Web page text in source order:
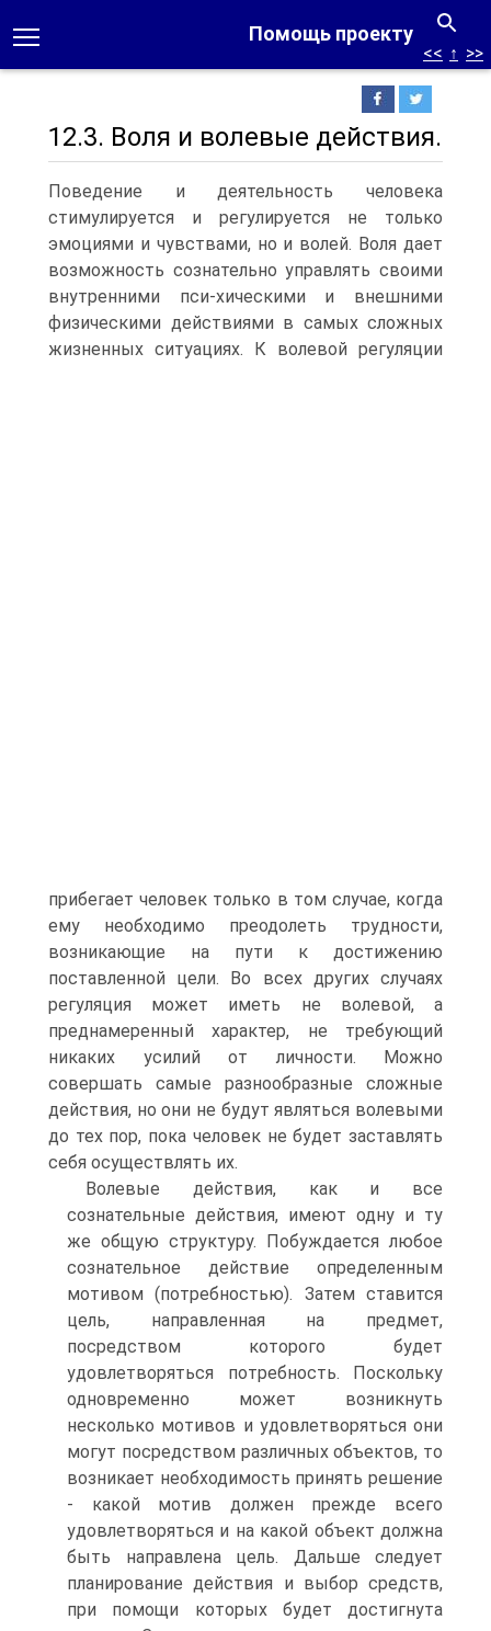
Помощь проекту
<< ↑ >>
12.3. Воля и волевые действия.
Поведение и деятельность человека
стимулируется и регулируется не только
эмоциями и чувствами, но и волей. Воля дает
возможность сознательно управлять своими
внутренними пси-хическими и внешними
физическими действиями в самых сложных
жизненных ситуациях. К волевой регуляции
прибегает человек только в том случае, когда
ему необходимо преодолеть трудности,
возникающие на пути к достижению
поставленной цели. Во всех других случаях
регуляция может иметь не волевой, а
преднамеренный характер, не требующий
никаких усилий от личности. Можно
совершать самые разнообразные сложные
действия, но они не будут являться волевыми
до тех пор, пока человек не будет заставлять
себя осуществлять их.
Волевые действия, как и все
сознательные действия, имеют одну и ту
же общую структуру. Побуждается любое
сознательное действие определенным
мотивом (потребностью). Затем ставится
цель, направленная на предмет,
посредством которого будет
удовлетворяться потребность. Поскольку
одновременно может возникнуть
несколько мотивов и удовлетворяться они
могут посредством различных объектов, то
возникает необходимость принять решение
- какой мотив должен прежде всего
удовлетворяться и на какой объект должна
быть направлена цель. Дальше следует
планирование действия и выбор средств,
при помощи которых будет достигнута